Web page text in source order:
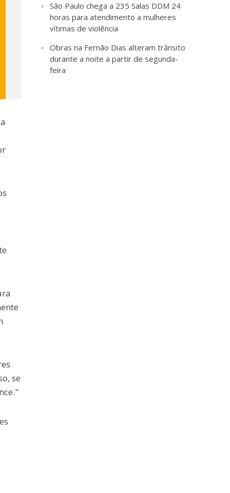
se
São Paulo chega a 235 Salas DDM 24
horas para atendimento a mulheres
vítimas de violência
Obras na Fernão Dias alteram trânsito
durante a noite a partir de segunda-
feira